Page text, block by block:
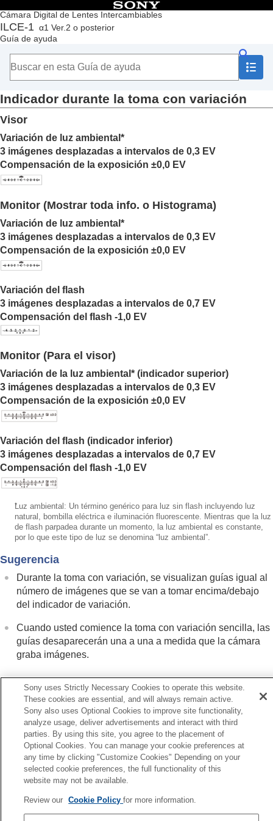
Cámara Digital de Lentes Intercambiables
ILCE-1 α1 Ver.2 o posterior
Guía de ayuda
Contenido
Principio
Cómo utilizar la “Guía de ayuda”
Comprobación de la cámara y los elementos suministrados
Operaciones básicas
Preparación de la cámara/Operaciones básicas de toma
Búsqueda de funciones desde MENU
Utilización de las funciones de toma de imágenes
Contenido de este capítulo
Selección de un modo de toma
Enfoque
AF de cara/ojo
Utilización de las funciones de enfoque
Ajuste de los modos de exposición/medición
Selección de la sensibilidad ISO
Balance blanco
Adición de efectos a las imágenes
Modo manejo
Captura contin.
Veloc. capt. cont.
Tipo autodisparador
Var. exp. sencill.
Indicador durante la toma con variación
Var.exp. enfoque
Var.exp.Bal.Bla.
Ajustes de Variación
Func. capt. interv.
Toma de imágenes fijas con una resolución alta
Configuración de la calidad de imagen y del
formato de grabación
Utilización de funciones táctiles
Ajustes de obturación
Utilización del zoom
Utilización del flash
Compens. objetiv.(imagen fija/película)
Reducción de ruido
Configuración de la visualización del monitor
Grabación de audio de película
Creación de imágenes fijas mientras se graba
una película
Emisión de películas RAW a una grabadora RAW
externa
Transmisión en vivo de vídeo y audio
Personalización de la cámara
Visionado
Cambio de los ajustes de la cámara
Funciones disponibles con un smartphone
Utilización de un ordenador
Uso del servicio en la nube
Apéndice
Si tiene problemas
Indicador durante la toma con variación
Visor
Variación de luz ambiental*
3 imágenes desplazadas a intervalos de 0,3 EV
Compensación de la exposición ±0,0 EV
Monitor (Mostrar toda info. o Histograma)
Variación de luz ambiental*
3 imágenes desplazadas a intervalos de 0,3 EV
Compensación de la exposición ±0,0 EV
Variación del flash
3 imágenes desplazadas a intervalos de 0,7 EV
Compensación del flash -1,0 EV
Monitor (Para el visor)
Variación de la luz ambiental* (indicador superior)
3 imágenes desplazadas a intervalos de 0,3 EV
Compensación de la exposición ±0,0 EV
Variación del flash (indicador inferior)
3 imágenes desplazadas a intervalos de 0,7 EV
Compensación del flash -1,0 EV
*Luz ambiental: Un término genérico para luz sin flash incluyendo luz
natural, bombilla eléctrica e iluminación fluorescente. Mientras que la luz
de flash parpadea durante un momento, la luz ambiental es constante,
por lo que este tipo de luz se denomina “luz ambiental”.
Sugerencia
Durante la toma con variación, se visualizan guías igual al
número de imágenes que se van a tomar encima/debajo
del indicador de variación.
Cuando usted comience la toma con variación sencilla, las
guías desaparecerán una a una a medida que la cámara
graba imágenes.
Anterior
exp. sencill.
Siguiente
Var.exp.
TP1001360432
Si la versión del software del sistema de su cámara es anterior a la
Sony uses Strictly Necessary Cookies to operate this website.
These cookies are essential, and will always remain active.
Sony also uses Optional Cookies to improve site functionality,
analyze usage, deliver advertisements and interact with third
parties. By using this site, you agree to the placement of
Optional Cookies. You can manage your cookie preferences at
any time by clicking "Customize Cookies" Depending on your
selected cookie preferences, the full functionality of this
website may not be available.
Review our Cookie Policyfor more information.